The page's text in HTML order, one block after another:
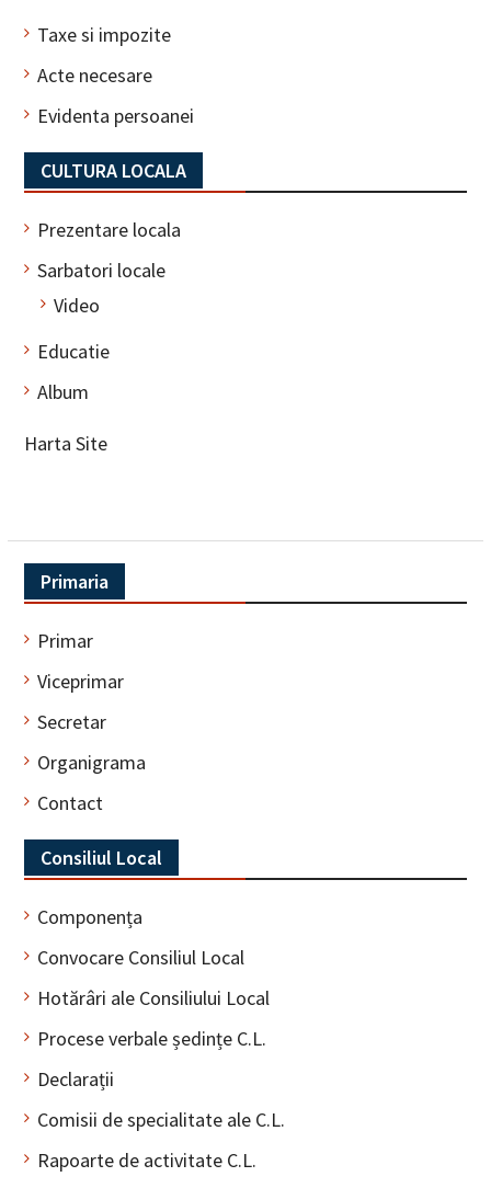
Taxe si impozite
Acte necesare
Evidenta persoanei
CULTURA LOCALA
Prezentare locala
Sarbatori locale
Video
Educatie
Album
Harta Site
Primaria
Primar
Viceprimar
Secretar
Organigrama
Contact
Consiliul Local
Componența
Convocare Consiliul Local
Hotărâri ale Consiliului Local
Procese verbale ședințe C.L.
Declarații
Comisii de specialitate ale C.L.
Rapoarte de activitate C.L.